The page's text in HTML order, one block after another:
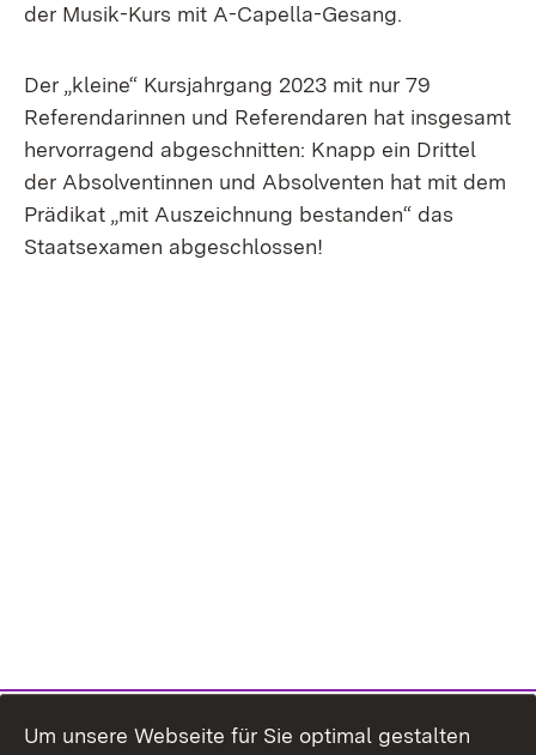
der Musik-Kurs mit A-Capella-Gesang.
Der „kleine“ Kursjahrgang 2023 mit nur 79
Referendarinnen und Referendaren hat insgesamt
hervorragend abgeschnitten: Knapp ein Drittel
der Absolventinnen und Absolventen hat mit dem
Prädikat „mit Auszeichnung bestanden“ das
Staatsexamen abgeschlossen!
Um unsere Webseite für Sie optimal gestalten